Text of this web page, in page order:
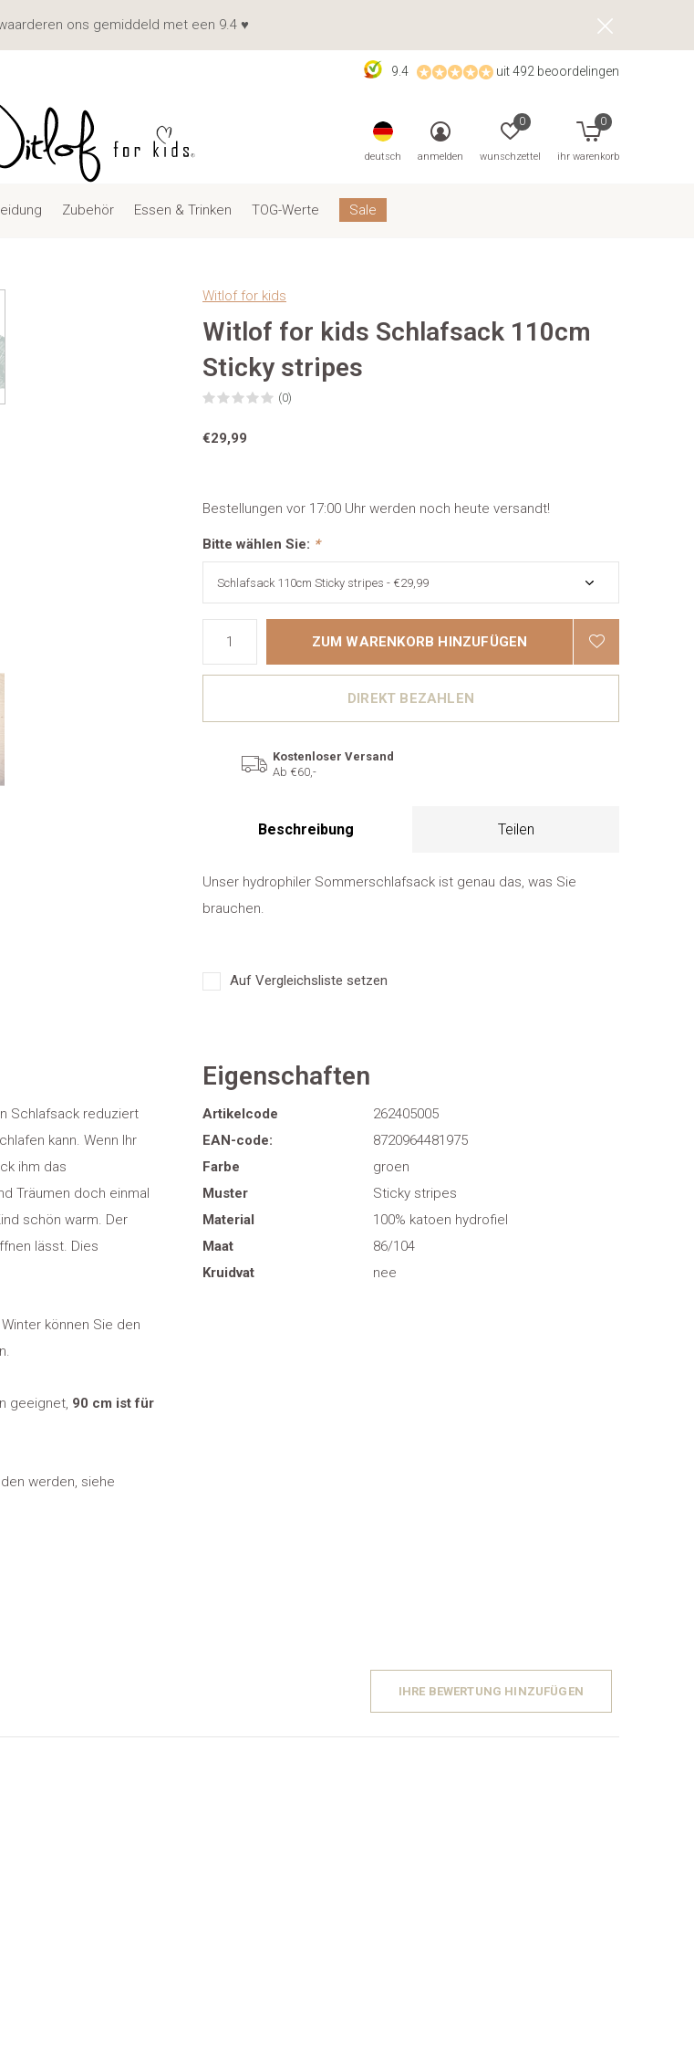
Zubehör Essen & Trinken TOG-Werte Sale
deutsch anmelden wunschzettel
0
ihr warenkorb
0
9.4 uit 492 beoordelingen
ons gemiddeld met een 9.4 ♥
Witlof for kids
Witlof for kids Schlafsack 110cm
Sticky stripes
(0)
€29,99
Bestellungen vor 17:00 Uhr werden noch heute versandt!
Bitte wählen Sie: *
ZUM WARENKORB HINZUFÜGEN
DIREKT BEZAHLEN
Kostenloser Versand
Ab €60,-
Beschreibung Teilen
Unser hydrophiler Sommerschlafsack ist genau das, was Sie
brauchen.
Auf Vergleichsliste setzen
Schlafsack reduziert
kann. Wenn Ihr
ihm das
Träumen doch einmal
schön warm. Der
lässt. Dies
können Sie den
geeignet, 90 cm ist für
werden, siehe
Eigenschaften
Artikelcode
262405005
EAN-code:
8720964481975
Farbe
groen
Muster
Sticky stripes
Material
100% katoen hydrofiel
Maat
86/104
Kruidvat
nee
IHRE BEWERTUNG HINZUFÜGEN